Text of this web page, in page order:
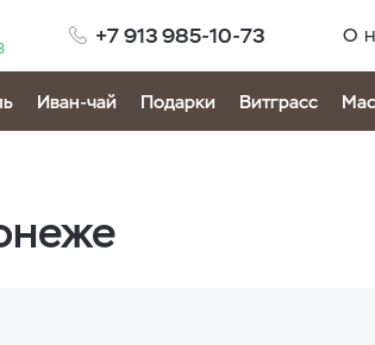
+7 913 985-10-73 О
Иван-чай Подарки Витграсс